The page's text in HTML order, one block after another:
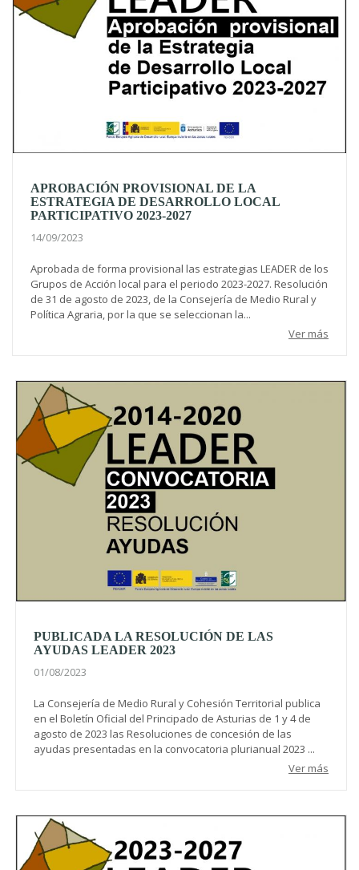
APROBACIÓN PROVISIONAL DE LA
ESTRATEGIA DE DESARROLLO LOCAL
PARTICIPATIVO 2023-2027
14/09/2023
Aprobada de forma provisional las estrategias LEADER de los
Grupos de Acción local para el periodo 2023-2027. Resolución
de 31 de agosto de 2023, de la Consejería de Medio Rural y
Política Agraria, por la que se seleccionan la...
Ver más
PUBLICADA LA RESOLUCIÓN DE LAS
AYUDAS LEADER 2023
01/08/2023
La Consejería de Medio Rural y Cohesión Territorial publica
en el Boletín Oficial del Principado de Asturias de 1 y 4 de
agosto de 2023 las Resoluciones de concesión de las
ayudas presentadas en la convocatoria plurianual 2023 ...
Ver más